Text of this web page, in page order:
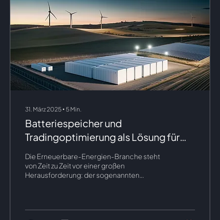
31. März 2025 ∙ 5 Min.
Batteriespeicher und
Tradingoptimierung als Lösung für
die Dunkelflaute
Die Erneuerbare-Energien-Branche steht
von Zeit zu Zeit vor einer großen
Herausforderung: der sogenannten
Windenergie aufgrund von Windstille und